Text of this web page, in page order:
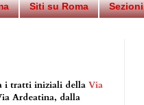
Siti su Roma Sezioni
i tratti iniziali della Via
Ardeatina, dalla